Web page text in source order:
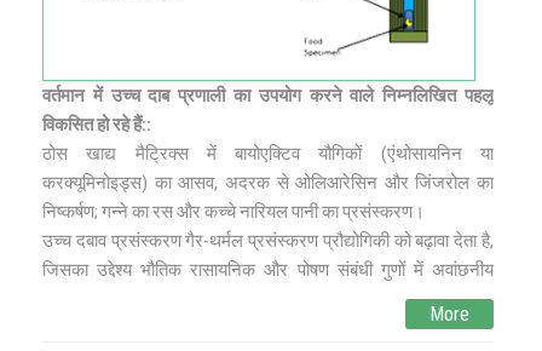
वर्तमान में उच्च दाब प्रणाली का उपयोग करने वाले निम्नलिखित पहलू
विकसित हो रहे हैं::
ठोस खाद्य मैट्रिक्स में बायोएक्टिव यौगिकों (एंथोसायनिन या
करक्यूमिनोइड्स) का आसव, अदरक से ओलिआरेसिन और जिंजरोल का
निष्कर्षण; गन्ने का रस और कच्‍चे नारियल पानी का प्रसंस्करण।
उच्च दबाव प्रसंस्करण गैर-थर्मल प्रसंस्करण प्रौद्योगिकी को बढ़ावा देता है,
जिसका उद्देश्‍य भौतिक रासायनिक और पोषण संबंधी गुणों में अवांछनीय
परिवर्तनों से बचाने के साथ-साथ सूक्ष्मजैविकीय रूप से सुरक्षित खाद्य प्रदान
करना है। उच्च दबाव कोशिका झिल्ली के पारगम्यीकरण द्वारा सूक्ष्मजीवों को
More